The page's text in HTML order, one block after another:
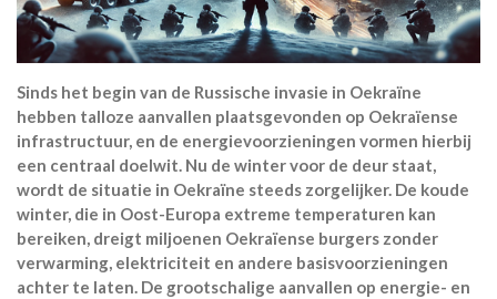
Sinds het begin van de Russische invasie in Oekraïne
hebben talloze aanvallen plaatsgevonden op Oekraïense
infrastructuur, en de energievoorzieningen vormen hierbij
een centraal doelwit. Nu de winter voor de deur staat,
wordt de situatie in Oekraïne steeds zorgelijker. De koude
winter, die in Oost-Europa extreme temperaturen kan
bereiken, dreigt miljoenen Oekraïense burgers zonder
verwarming, elektriciteit en andere basisvoorzieningen
achter te laten. De grootschalige aanvallen op energie- en